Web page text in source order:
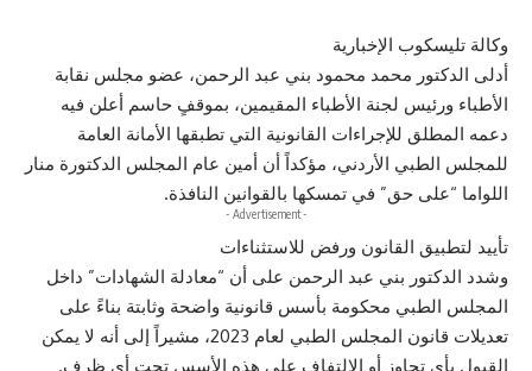
وكالة تليسكوب الإخبارية
أدلى الدكتور محمد محمود بني عبد الرحمن، عضو مجلس نقابة
الأطباء ورئيس لجنة الأطباء المقيمين، بموقفٍ حاسم أعلن فيه
دعمه المطلق للإجراءات القانونية التي تطبقها الأمانة العامة
للمجلس الطبي الأردني، مؤكداً أن أمين عام المجلس الدكتورة منار
اللواما “على حق” في تمسكها بالقوانين النافذة.
- Advertisement -
تأييد لتطبيق القانون ورفض للاستثناءات
وشدد الدكتور بني عبد الرحمن على أن “معادلة الشهادات” داخل
المجلس الطبي محكومة بأسس قانونية واضحة وثابتة بناءً على
تعديلات قانون المجلس الطبي لعام 2023، مشيراً إلى أنه لا يمكن
القبول بأي تجاوز أو الالتفاف على هذه الأسس تحت أي ظرف.